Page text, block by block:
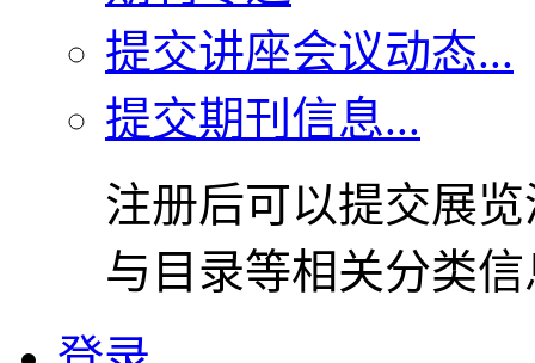
提交讲座会议动态...
提交期刊信息...
注册后可以提交展
与目录等相关分类